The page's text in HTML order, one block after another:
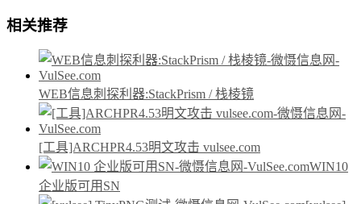
相关推荐
WEB信息刺探利器:StackPrism / 栈棱镜
[工具]ARCHPR4.53明文攻击 vulsee.com
WIN10
企业版可用SN